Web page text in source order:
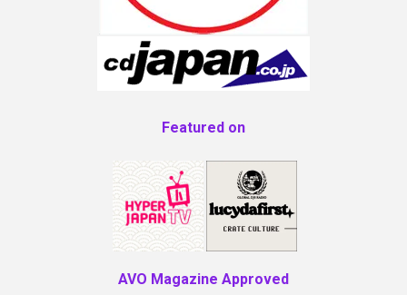
Featured on
AVO Magazine Approved